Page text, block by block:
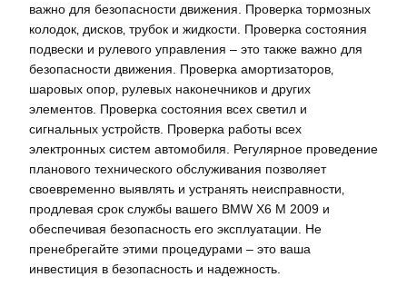
важно для безопасности движения. Проверка тормозных
колодок‚ дисков‚ трубок и жидкости. Проверка состояния
подвески и рулевого управления – это также важно для
безопасности движения. Проверка амортизаторов‚
шаровых опор‚ рулевых наконечников и других
элементов. Проверка состояния всех светил и
сигнальных устройств. Проверка работы всех
электронных систем автомобиля. Регулярное проведение
планового технического обслуживания позволяет
своевременно выявлять и устранять неисправности‚
продлевая срок службы вашего BMW X6 M 2009 и
обеспечивая безопасность его эксплуатации. Не
пренебрегайте этими процедурами – это ваша
инвестиция в безопасность и надежность.